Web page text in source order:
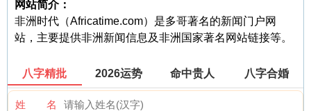
网站简介：
非洲时代（Africatime.com）是多哥著名的新闻门户网
站，主要提供非洲新闻信息及非洲国家著名网站链接等。
八字精批 2026运势 命中贵人 八字合婚
姓 名